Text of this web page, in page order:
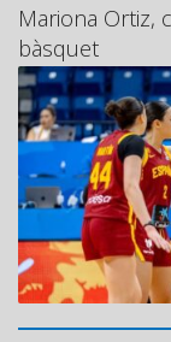
Mariona Ortiz,
bàsquet